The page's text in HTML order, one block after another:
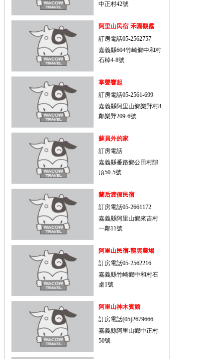
中正村42號
阿里山民宿-禾園觀霧
訂房電話05-2562757
嘉義縣604竹崎鄉中和村
石棹4-8號
掌聲響起
訂房電話05-2561-699
嘉義縣阿里山鄉樂野村8
鄰樂野209-6號
蘇員外的家
訂房電話
嘉義縣番路鄉公田村隙
頂50-5號
蘭后渡假民宿
訂房電話05-2661172
嘉義縣阿里山鄉來吉村
一鄰11號
阿里山民宿-龍雲農場
訂房電話05-2562216
嘉義縣竹崎鄉中和村石
桌1號
阿里山神木賓館
訂房電話(05)2679666
嘉義縣阿里山鄉中正村
50號